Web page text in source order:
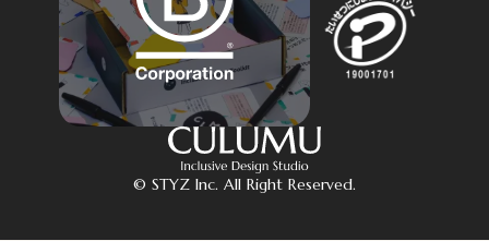
© STYZ Inc. All Right Reserved.